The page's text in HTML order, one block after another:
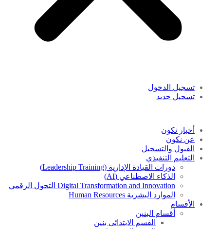
تسجيل الدخول
تسجيل جديد
أخبار نكون
عن نكون
القبول والتسجيل
التعليم التنفيذي
دورات القيادة الإدارية (Leadership Training)
الذكاء الاصطناعي (AI)
Digital Transformation and Innovation التحول الرقمي
الموارد البشرية Human Resources
الأقسام
أقسام البنين
القسم الابتدائى بنين